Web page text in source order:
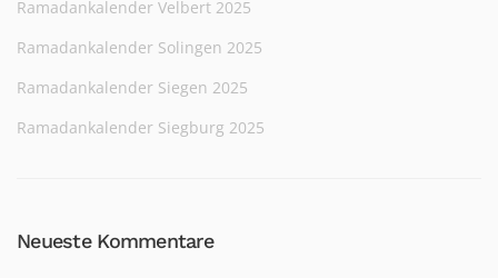
Ramadankalender Velbert 2025
Ramadankalender Solingen 2025
Ramadankalender Siegen 2025
Ramadankalender Siegburg 2025
Neueste Kommentare